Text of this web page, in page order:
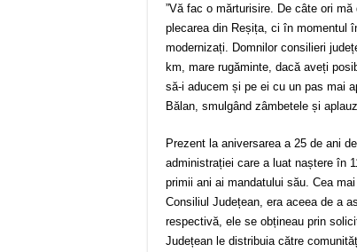
”Vă fac o mărturisire. De câte ori
plecarea din Reșița, ci în momentul
modernizați. Domnilor consilieri
km, mare rugăminte, dacă aveți
să-i aducem și pe ei cu un pas mai
Bălan, smulgând zâmbetele și
Prezent la aniversarea a 25 de ani
administrației care a luat naștere în
primii ani ai mandatului său. Cea
Consiliul Județean, era aceea de a
respectivă, ele se obțineau prin
Județean le distribuia către